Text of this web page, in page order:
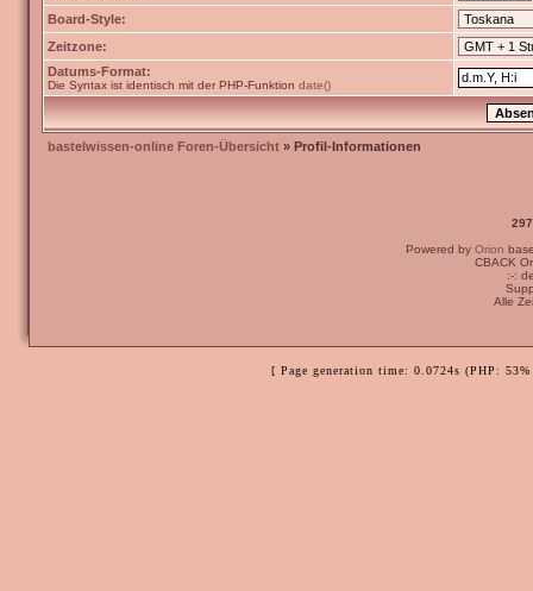
Board-Style:
Zeitzone:
Datums-Format:
Die Syntax ist identisch mit der PHP-Funktion date()
bastelwissen-online Foren-Übersicht » Profil-Informationen
Powered by Orion
CBACK
:-:
Alle
[ Page generation time: 0.0724s (PHP: